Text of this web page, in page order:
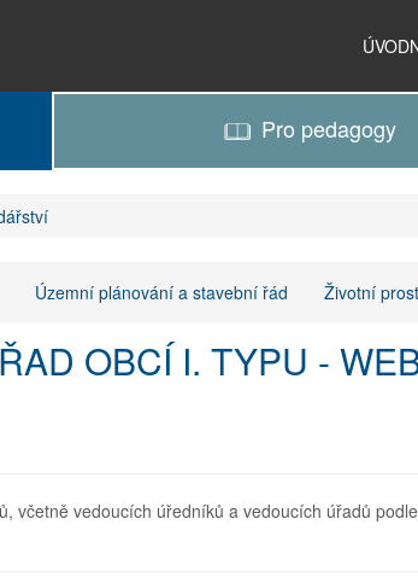
Pro pedagogy
Územní plánování a stavební řád Životní
OBCÍ I. TYPU -
včetně vedoucích úředníků a vedoucích úřadů